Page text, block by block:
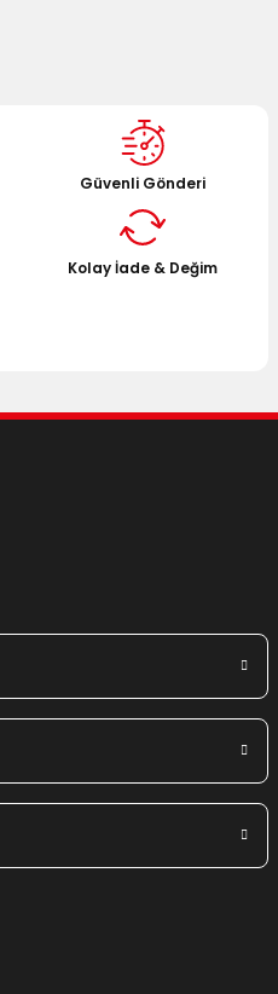
Güvenli Gönderi
Kolay İade & Değim